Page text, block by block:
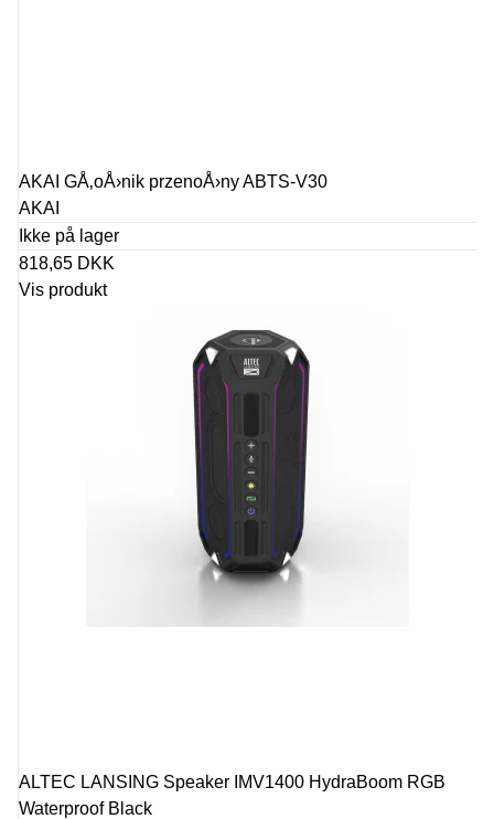
AKAI GÅ‚oÅ›nik przenoÅ›ny ABTS-V30
AKAI
Ikke på lager
818,65 DKK
Vis produkt
ALTEC LANSING Speaker IMV1400 HydraBoom RGB
Waterproof Black